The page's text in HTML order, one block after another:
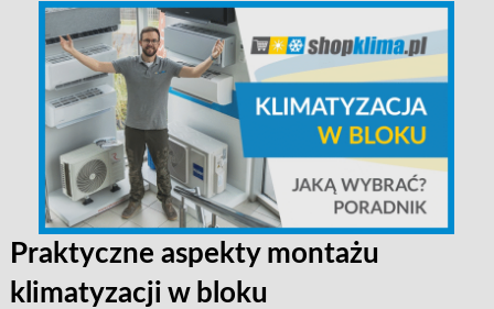
Praktyczne aspekty montażu
klimatyzacji w bloku